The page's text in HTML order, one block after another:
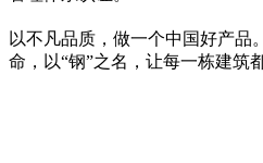
以不凡品质，做一个中国好产
命，以“钢”之名，让每一栋建筑